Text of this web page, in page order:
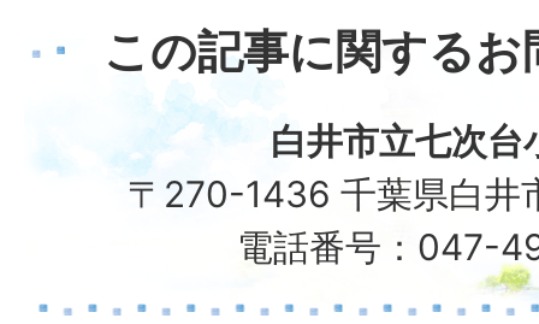
この記事に関する
白井市立七次台
〒270-1436 千葉県白井
電話番号：047-